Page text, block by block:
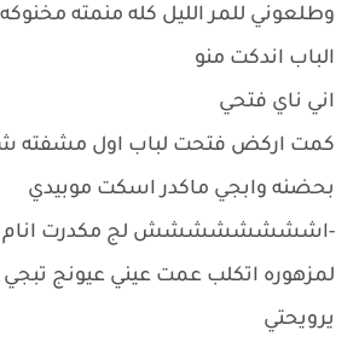
الباب اندكت منو
اني ناي فتحي
كمت اركض فتحت لباب اول مشفته
بحضنه وابجي ماكدر اسكت موبيدي
-اشششششششش لج مكدرت انام
لمزهوره اتكلب عمت عيني عيونج
يرويحتي